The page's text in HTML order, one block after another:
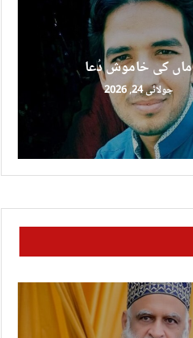
ماں کی خاموش دُعا
جولائی 24, 2026